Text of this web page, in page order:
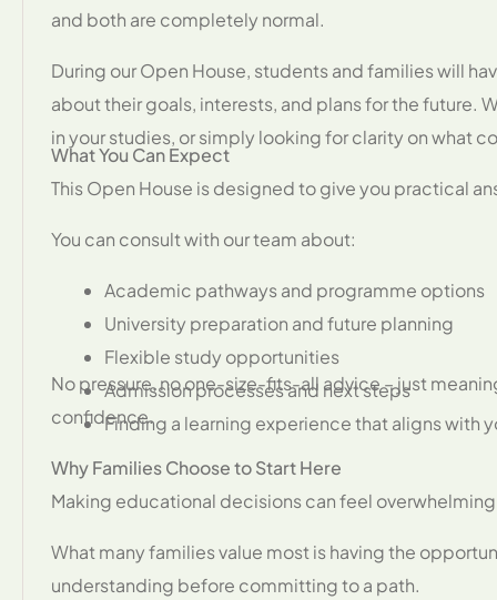
and both are completely normal.
During our Open House, students and families will
about their goals, interests, and plans for the future.
in your studies, or simply looking for clarity on what
What You Can Expect
This Open House is designed to give you practical
You can consult with our team about:
Academic pathways and programme options
University preparation and future planning
Flexible study opportunities
Admission processes and next steps
Finding a learning experience that aligns with
No pressure, no one-size-fits-all advice – just
confidence.
Why Families Choose to Start Here
Making educational decisions can feel
What many families value most is having the
understanding before committing to a path.